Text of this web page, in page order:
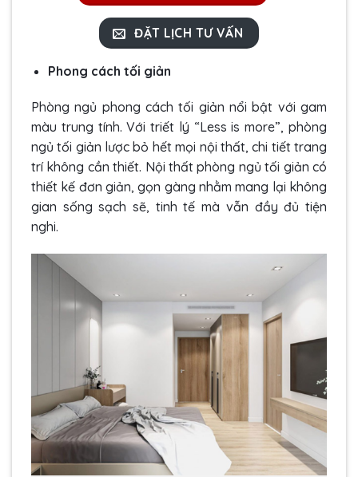
ĐẶT LỊCH TƯ VẤN
Phong cách tối giản
Phòng ngủ phong cách tối giản nổi bật với gam
màu trung tính. Với triết lý “Less is more”, phòng
ngủ tối giản lược bỏ hết mọi nội thất, chi tiết trang
trí không cần thiết. Nội thất phòng ngủ tối giản có
thiết kế đơn giản, gọn gàng nhằm mang lại không
gian sống sạch sẽ, tinh tế mà vẫn đầy đủ tiện
nghi.